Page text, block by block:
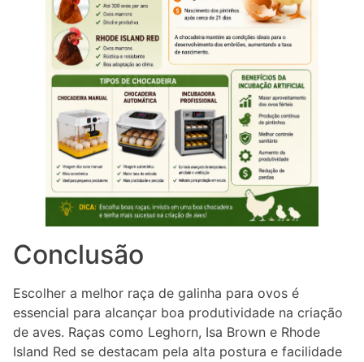
Conclusão
Escolher a melhor raça de galinha para ovos é
essencial para alcançar boa produtividade na criação
de aves. Raças como Leghorn, Isa Brown e Rhode
Island Red se destacam pela alta postura e facilidade